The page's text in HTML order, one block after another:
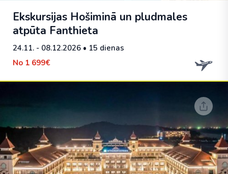
Ekskursijas Hošiminā un pludmales
atpūta Fanthieta
24.11. - 08.12.2026 • 15 dienas
No 1 699€